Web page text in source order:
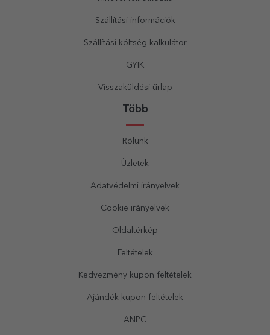
Szállítási információk
Szállítási költség kalkulátor
GYIK
Visszaküldési űrlap
Több
Rólunk
Üzletek
Adatvédelmi irányelvek
Cookie irányelvek
Oldaltérkép
Feltételek
Kedvezmény kupon feltételek
Ajándék kupon feltételek
ANPC